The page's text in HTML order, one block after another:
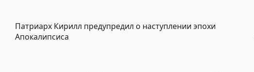
Патриарх Кирилл предупредил о наступлении эпохи
Апокалипсиса